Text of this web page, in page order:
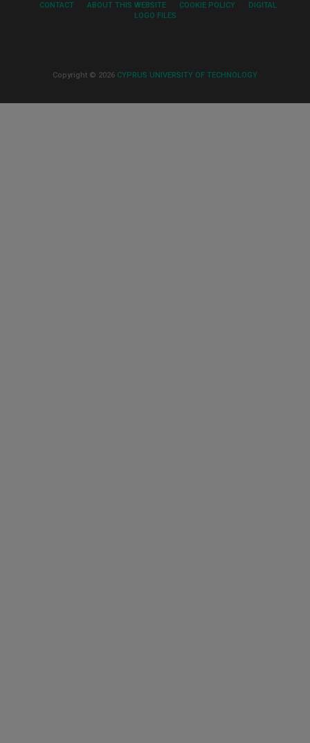
CONTACT ABOUT THIS WEBSITE COOKIE POLICY
DIGITAL
LOGO FILES
Copyright © 2026 CYPRUS UNIVERSITY OF TECHNOLOGY